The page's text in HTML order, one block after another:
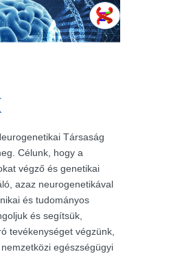
Társaság
Célunk, hogy a
végző és genetikai
azaz neurogenetikával
és tudományos
és segítsük,
tevékenységet végzünk,
egészségügyi